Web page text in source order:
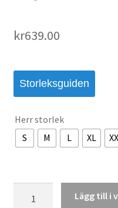
kr639.00
Storleksguiden
Herr storlek
S
M L XL
Lägg till i